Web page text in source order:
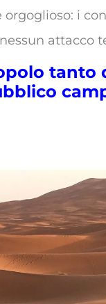
i
attacco
tanto